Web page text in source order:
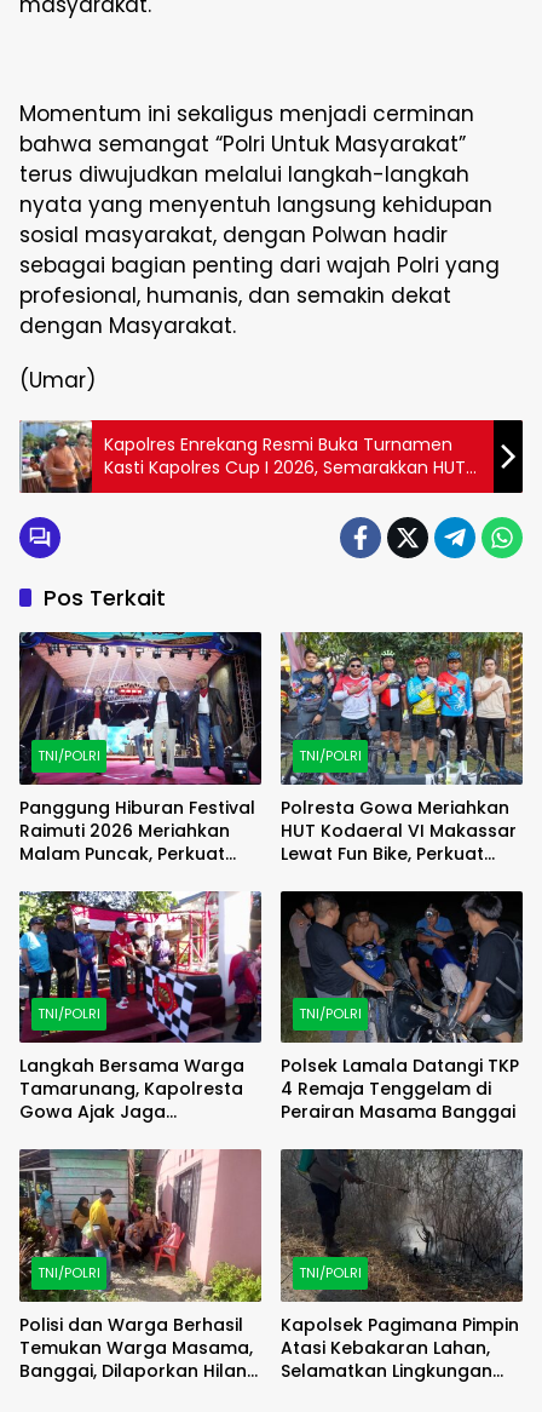
Momentum ini sekaligus menjadi cerminan
bahwa semangat “Polri Untuk Masyarakat”
terus diwujudkan melalui langkah-langkah
nyata yang menyentuh langsung kehidupan
sosial masyarakat, dengan Polwan hadir
sebagai bagian penting dari wajah Polri yang
profesional, humanis, dan semakin dekat
dengan Masyarakat.
(Umar)
Kapolres Enrekang Resmi Buka Turnamen
Kasti Kapolres Cup I 2026, Semarakkan HUT
Bhayangkara ke-80 Bersama Masyarakat
Pos Terkait
TNI/POLRI
Panggung Hiburan Festival
Raimuti 2026 Meriahkan
Malam Puncak, Perkuat
Rakyat
TNI/POLRI
Polresta Gowa Meriahkan
HUT Kodaeral VI Makassar
Lewat Fun Bike, Perkuat
TNI/POLRI
Langkah Bersama Warga
Tamarunang, Kapolresta
Gowa Ajak Jaga
ke-81
TNI/POLRI
Polsek Lamala Datangi TKP
4 Remaja Tenggelam di
Perairan Masama Banggai
TNI/POLRI
Polisi dan Warga Berhasil
Temukan Warga Masama,
Banggai, Dilaporkan Hilang
TNI/POLRI
Kapolsek Pagimana Pimpin
Atasi Kebakaran Lahan,
Selamatkan Lingkungan